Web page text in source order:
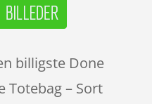
billigste Done
Totebag – Sort